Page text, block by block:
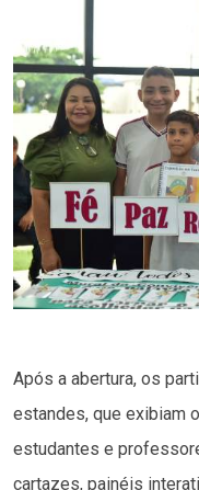
Após a abertura, os
estandes, que exibiam
estudantes e
cartazes, painéis